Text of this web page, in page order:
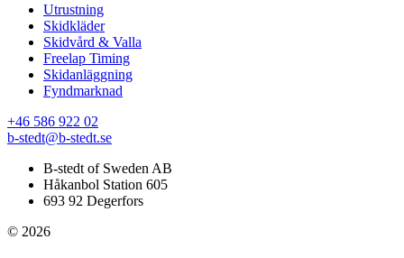
Utrustning
Skidkläder
Skidvård & Valla
Freelap Timing
Skidanläggning
Fyndmarknad
+46 586 922 02
b-stedt@b-stedt.se
B-stedt of Sweden AB
Håkanbol Station 605
693 92 Degerfors
© 2026